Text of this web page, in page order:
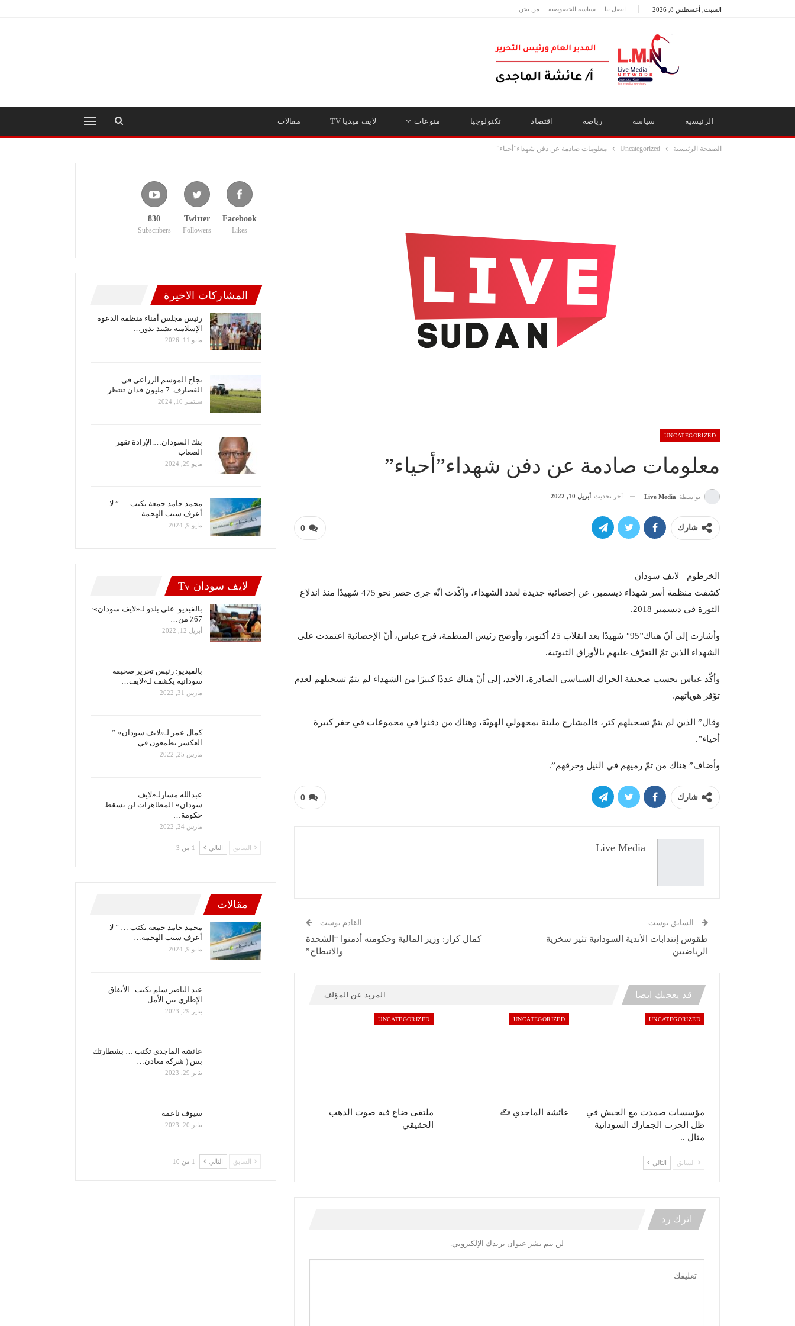
السبت, أغسطس 8, 2026 اتصل بنا سياسة الخصوصية من نحن
الرئيسية سياسة رياضة اقتصاد تكنولوجيا منوعات لايف ميديا TV مقالات
الصفحة الرئيسية Uncategorized معلومات صادمة عن دفن شهداء”أحياء”
UNCATEGORIZED
معلومات صادمة عن دفن شهداء”أحياء”
بواسطة Live Media آخر تحديث أبريل 10, 2022
0 شارك
الخرطوم _لايف سودان
كشفت منظمة أسر شهداء ديسمبر، عن إحصائية جديدة لعدد الشهداء، وأكّدت أنّه جرى حصر نحو 475 شهيدًا منذ اندلاع
الثورة في ديسمبر 2018.
وأشارت إلى أنّ هناك”95″ شهيدًا بعد انقلاب 25 أكتوبر، وأوضح رئيس المنظمة، فرح عباس، أنّ الإحصائية اعتمدت على
الشهداء الذين تمّ التعرّف عليهم بالأوراق الثبوتية.
وأكّد عباس بحسب صحيفة الحراك السياسي الصادرة، الأحد، إلى أنّ هناك عددًا كبيرًا من الشهداء لم يتمّ تسجيلهم لعدم
توّفر هوياتهم.
وقال” الذين لم يتمّ تسجيلهم كثر، فالمشارح مليئة بمجهولي الهويّة، وهناك من دفنوا في مجموعات في حفر كبيرة
أحياء”.
وأضاف” هناك من تمّ رميهم في النيل وحرقهم”.
0 شارك
Live Media
السابق بوست
طقوس إنتدابات الأندية السودانية تثير سخرية
الرياضيين
القادم بوست
كمال كرار: وزير المالية وحكومته أدمنوا “الشحدة
والانبطاح”
قد يعجبك ايضا المزيد عن المؤلف
UNCATEGORIZED
مؤسسات صمدت مع الجيش في
ظل الحرب الجمارك السودانية
مثال ..
UNCATEGORIZED
عائشة الماجدي ✍️
UNCATEGORIZED
ملتقى ضاع فيه صوت الدهب
الحقيقي
السابق التالي
اترك رد
لن يتم نشر عنوان بريدك الإلكتروني.
Facebook
Likes
Twitter
Followers
830
Subscribers
المشاركات الاخيرة
رئيس مجلس أمناء منظمة الدعوة
الإسلامية يشيد بدور…
مايو 11, 2026
نجاح الموسم الزراعي في
القضارف..7 مليون فدان تنتظر…
سبتمبر 10, 2024
بنك السودان….الإرادة تقهر
الصعاب
مايو 29, 2024
محمد حامد جمعة يكتب … ” لا
أعرف سبب الهجمة…
مايو 9, 2024
لايف سودان Tv
بالفيديو..علي بلدو لـ«لايف سودان»:
67٪ من…
أبريل 12, 2022
بالفيديو: رئيس تحرير صحيفة
سودانية يكشف لـ«لايف…
مارس 31, 2022
كمال عمر لـ«لايف سودان»:”
العكسر يطمعون في…
مارس 25, 2022
عبدالله مسارلـ«لايف
سودان»:المظاهرات لن تسقط
حكومة…
مارس 24, 2022
السابق التالي 1 من 3
مقالات
محمد حامد جمعة يكتب … ” لا
أعرف سبب الهجمة…
مايو 9, 2024
عبد الناصر سلم يكتب.. الأتفاق
الإطاري بين الأمل…
يناير 29, 2023
عائشة الماجدي تكتب … بشطارتك
بس ( شركة معادن…
يناير 29, 2023
سيوف ناعمة
يناير 20, 2023
السابق التالي 1 من 10